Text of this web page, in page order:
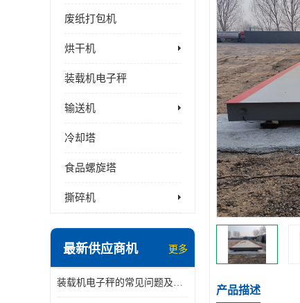
废纸打包机
烘干机
装载机电子秤
输送机
冷却塔
食品螺旋塔
撕碎机
最新供应商机 更多
装载机电子秤的常见问题及解决方法介绍
产品描述